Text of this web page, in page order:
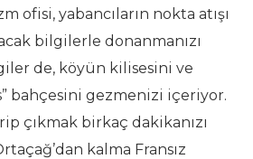
ofisi, yabancıların nokta atışı
bilgilerle donanmanızı
de, köyün kilisesini ve
bahçesini gezmenizi içeriyor.
çıkmak birkaç dakikanızı
kalma Fransız